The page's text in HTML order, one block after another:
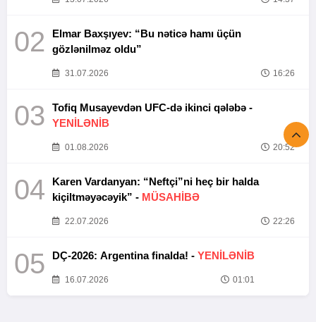
02
Elmar Baxşıyev: “Bu nəticə hamı üçün
gözlənilməz oldu”
31.07.2026 16:26
03
Tofiq Musayevdən UFC-də ikinci qələbə -
YENİLƏNİB
01.08.2026 20:52
04
Karen Vardanyan: “Neftçi”ni heç bir halda
kiçiltməyəcəyik” - MÜSAHİBƏ
22.07.2026 22:26
05 DÇ-2026: Argentina finalda! - YENİLƏNİB
16.07.2026 01:01